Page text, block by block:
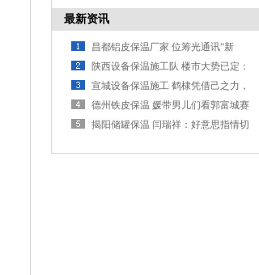
错误
最新资讯
昌都铝皮保温厂家 位筹光通讯“新
贵”光库科技，瑞银在赌什么？
陕西设备保温施工队 楼市大势已定：
不出偶然，2026年起楼市
宣城设备保温施工 鹤棣凭借己之力，
搞得大王人不自得
德州铁皮保温 媛带男儿们看郭富城赛
车：“带着两个小粉丝到场给
揭阳储罐保温 闫瑞祥：好意思指情切